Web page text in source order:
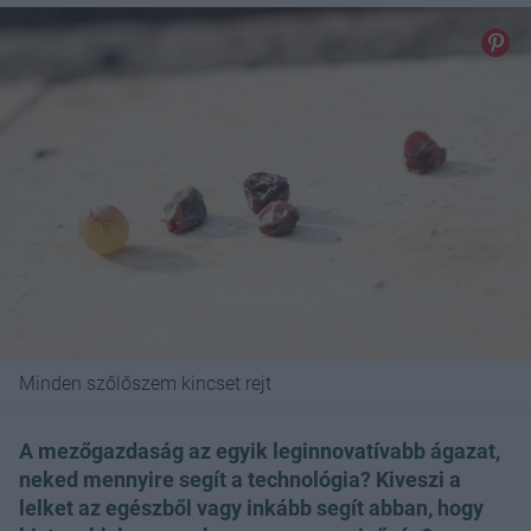
Minden szőlőszem kincset rejt
A mezőgazdaság az egyik leginnovatívabb ágazat,
neked mennyire segít a technológia? Kiveszi a
lelket az egészből vagy inkább segít abban, hogy